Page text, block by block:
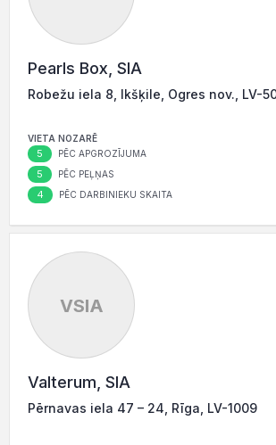
Pearls Box, SIA
Robežu iela 8, Ikšķile, Ogres nov., LV-
VIETA NOZARĒ
5 PĒC APGROZĪJUMA
5 PĒC PEĻŅAS
4 PĒC DARBINIEKU SKAITA
VSIA
Valterum, SIA
Pērnavas iela 47 – 24, Rīga, LV-1009